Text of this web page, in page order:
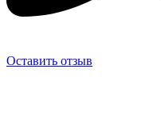
Оставить отзыв